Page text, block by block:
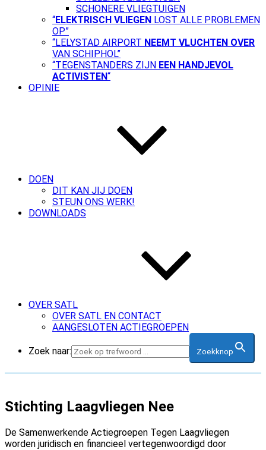
SCHONERE VLIEGTUIGEN
“ELEKTRISCH VLIEGEN LOST ALLE PROBLEMEN
OP”
“LELYSTAD AIRPORT NEEMT VLUCHTEN OVER
VAN SCHIPHOL”
“TEGENSTANDERS ZIJN EEN HANDJEVOL
ACTIVISTEN“
OPINIE
DOEN
DIT KAN JIJ DOEN
STEUN ONS WERK!
DOWNLOADS
OVER SATL
OVER SATL EN CONTACT
AANGESLOTEN ACTIEGROEPEN
Zoek naar: Zoekknop
Stichting Laagvliegen Nee
De Samenwerkende Actiegroepen Tegen Laagvliegen
worden juridisch en financieel vertegenwoordigd door